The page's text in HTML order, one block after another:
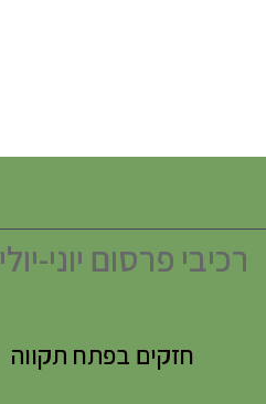
רכיבי פרסום יוני-יולי 26
חזקים בפתח תקווה